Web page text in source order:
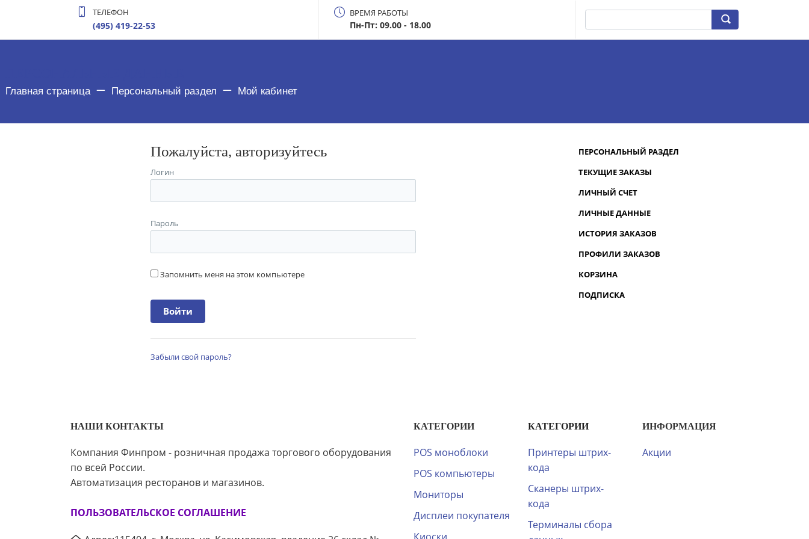
ТЕЛЕФОН
(495) 419-22-53
ВРЕМЯ РАБОТЫ
Пн-Пт: 09.00 - 18.00
Главная страница Персональный раздел Мой кабинет
ПЕРСОНАЛЬНЫЙ РАЗДЕЛ
ТЕКУЩИЕ ЗАКАЗЫ
ЛИЧНЫЙ СЧЕТ
ЛИЧНЫЕ ДАННЫЕ
ИСТОРИЯ ЗАКАЗОВ
ПРОФИЛИ ЗАКАЗОВ
КОРЗИНА
ПОДПИСКА
Пожалуйста, авторизуйтесь
Логин
Пароль
Запомнить меня на этом компьютере
Забыли свой пароль?
НАШИ КОНТАКТЫ
Компания Финпром - розничная продажа торгового оборудования
по всей России.
Автоматизация ресторанов и магазинов.
ПОЛЬЗОВАТЕЛЬСКОЕ СОГЛАШЕНИЕ
КАТЕГОРИИ
POS моноблоки
POS компьютеры
Мониторы
Дисплеи покупателя
КАТЕГОРИИ
Принтеры штрих-
кода
Сканеры штрих-
кода
Терминалы сбора
ИНФОРМАЦИЯ
Акции